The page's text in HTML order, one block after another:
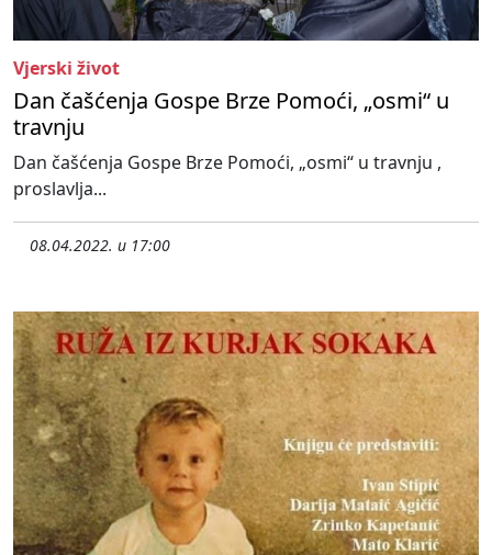
Vjerski život
Dan čašćenja Gospe Brze Pomoći, „osmi“ u
travnju
Dan čašćenja Gospe Brze Pomoći, „osmi“ u travnju ,
proslavlja...
08.04.2022. u 17:00